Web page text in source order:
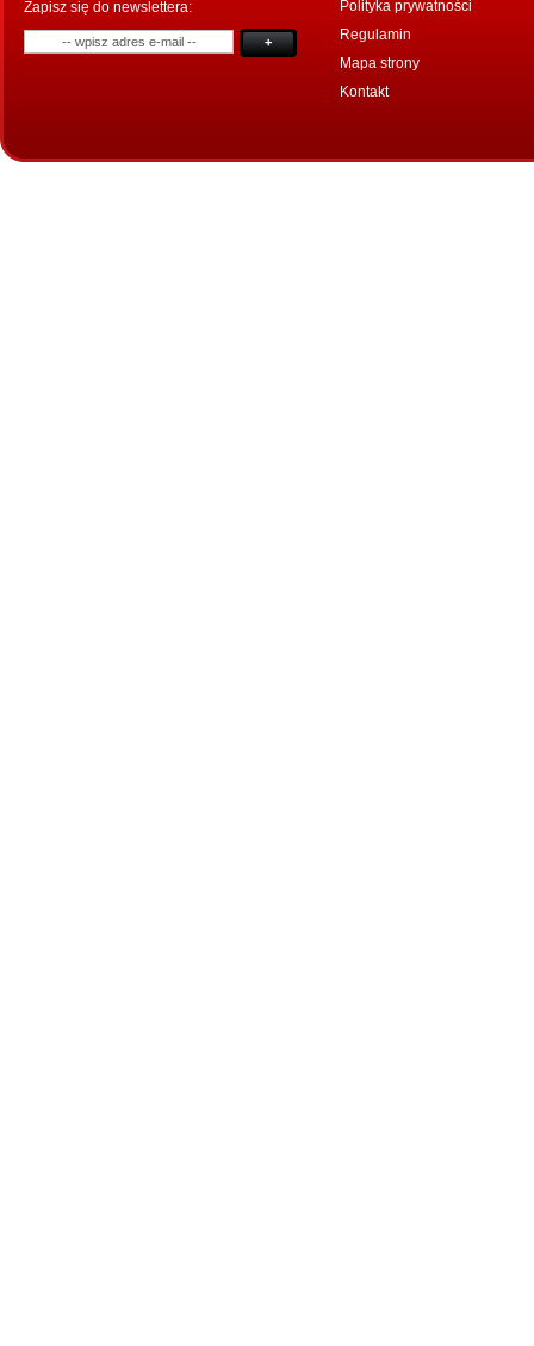
Zapisz się do newslettera:
+
Polityka prywatności
Regulamin
Mapa strony
Kontakt